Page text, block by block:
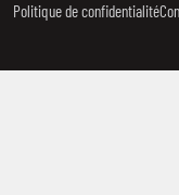
Politique de confidentialité